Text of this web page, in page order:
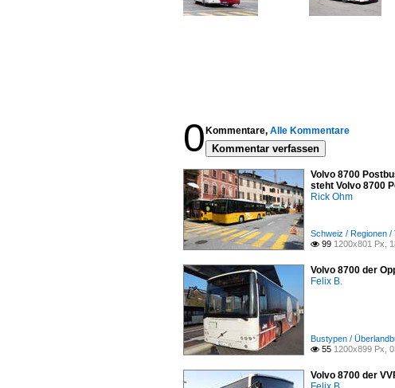
0 Kommentare, Alle Kommentare
Kommentar verfassen
Volvo 8700
steht Volvo 8700
Rick Ohm
Schweiz / Regionen /
 99 1200x801 Px,
Volvo 8700 der
Felix B.
Bustypen /
 55 1200x899 Px,
Volvo 8700 der